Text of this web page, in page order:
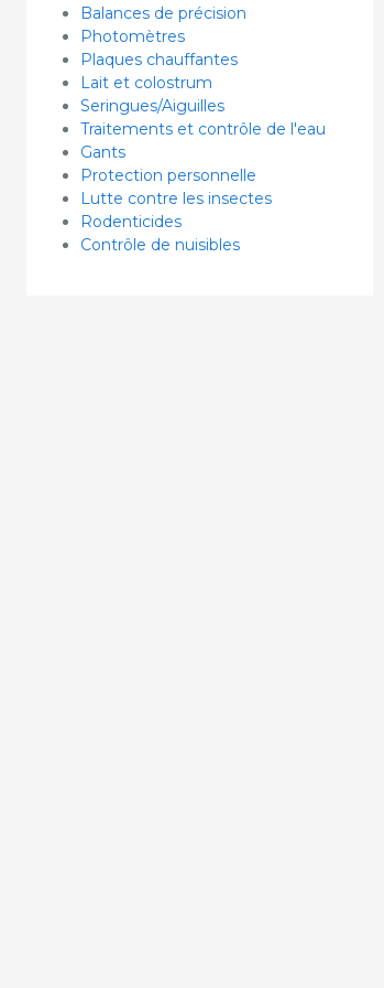
Balances de précision
Photomètres
Plaques chauffantes
Lait et colostrum
Seringues/Aiguilles
Traitements et contrôle de l'eau
Gants
Protection personnelle
Lutte contre les insectes
Rodenticides
Contrôle de nuisibles